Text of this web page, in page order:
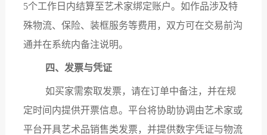
5个工作日内结算至艺术家绑定账户。如作品涉及特
殊物流、保险、装框服务等费用，双方可在交易前沟
通并在系统内备注说明。
四、发票与凭证
如买家需索取发票，请在订单中备注，并在规
定时间内提供开票信息。平台将协助协调由艺术家或
平台开具艺术品销售类发票，并提供数字凭证与物流